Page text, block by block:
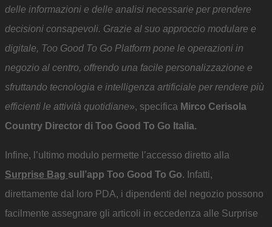
delle informazioni e delle analisi necessarie per prendere
decisioni consapevoli. Grazie al suo approccio modulare e
digitale, Too Good To Go Platform pone le operazioni in
negozio al centro, offrendo una facile personalizzazione e
sfruttando tecnologia e intelligenza artificiale per rendere più
efficienti le attività quotidiane», specifica Mirco Cerisola
Country Director di Too Good To Go Italia.
Infine, l’ultimo modulo permette l’accesso diretto alla
Surprise Bag sull’app Too Good To Go. Infatti,
direttamente dal loro PDA, i dipendenti del negozio possono
facilmente assegnare gli articoli in eccedenza alle Surprise